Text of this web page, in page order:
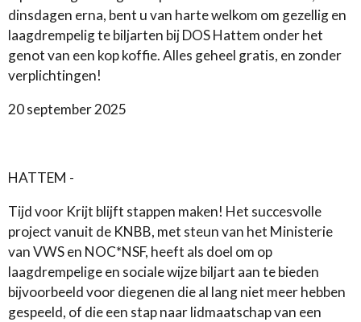
dinsdagen erna, bent u van harte welkom om gezellig en
laagdrempelig te biljarten bij DOS Hattem onder het
genot van een kop koffie. Alles geheel gratis, en zonder
verplichtingen!
20 september 2025
HATTEM -
Tijd voor Krijt blijft stappen maken! Het succesvolle
project vanuit de KNBB, met steun van het Ministerie
van VWS en NOC*NSF, heeft als doel om op
laagdrempelige en sociale wijze biljart aan te bieden
bijvoorbeeld voor diegenen die al lang niet meer hebben
gespeeld, of die een stap naar lidmaatschap van een